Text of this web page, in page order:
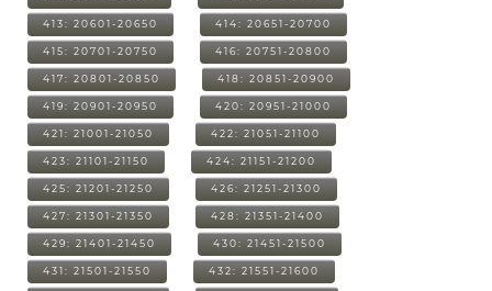
413: 20601-20650 414: 20651-20700
415: 20701-20750 416: 20751-20800
417: 20801-20850 418: 20851-20900
419: 20901-20950 420: 20951-21000
421: 21001-21050 422: 21051-21100
423: 21101-21150 424: 21151-21200
425: 21201-21250 426: 21251-21300
427: 21301-21350 428: 21351-21400
429: 21401-21450 430: 21451-21500
431: 21501-21550 432: 21551-21600